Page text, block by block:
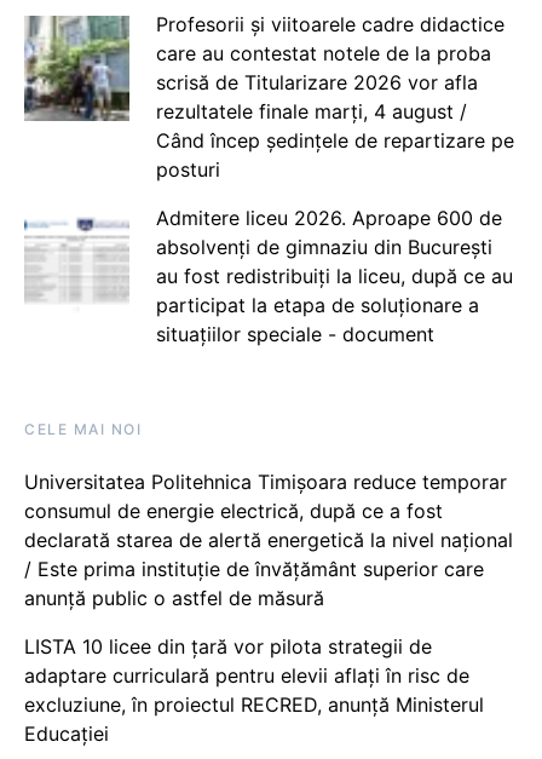
Profesorii și viitoarele cadre didactice
care au contestat notele de la proba
scrisă de Titularizare 2026 vor afla
rezultatele finale marți, 4 august /
Când încep ședințele de repartizare pe
posturi
Admitere liceu 2026. Aproape 600 de
absolvenți de gimnaziu din București
au fost redistribuiți la liceu, după ce au
participat la etapa de soluționare a
situațiilor speciale - document
CELE MAI NOI
Universitatea Politehnica Timișoara reduce temporar
consumul de energie electrică, după ce a fost
declarată starea de alertă energetică la nivel național
/ Este prima instituție de învățământ superior care
anunță public o astfel de măsură
LISTA 10 licee din țară vor pilota strategii de
adaptare curriculară pentru elevii aflați în risc de
excluziune, în proiectul RECRED, anunță Ministerul
Educației